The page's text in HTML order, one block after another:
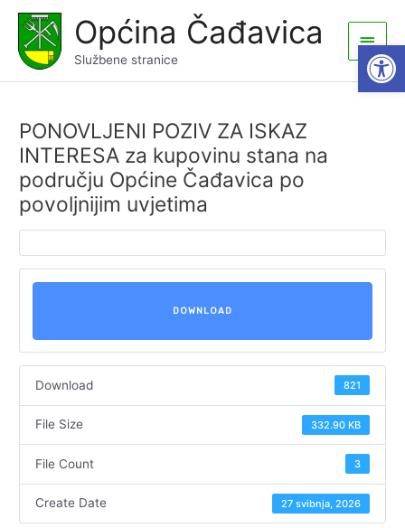
content
Općina Čađavica
Službene stranice
Main
Menu
PONOVLJENI POZIV ZA ISKAZ
INTERESA za kupovinu stana na
području Općine Čađavica po
povoljnijim uvjetima
DOWNLOAD
Download 821
File Size 332.90 KB
File Count 3
Create Date 27 svibnja, 2026